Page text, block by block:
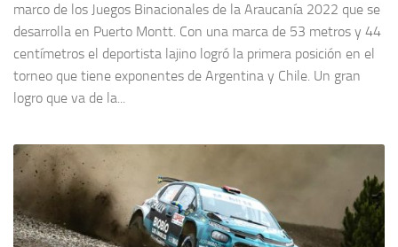
marco de los Juegos Binacionales de la Araucanía 2022 que se
desarrolla en Puerto Montt. Con una marca de 53 metros y 44
centímetros el deportista lajino logró la primera posición en el
torneo que tiene exponentes de Argentina y Chile. Un gran
logro que va de la...